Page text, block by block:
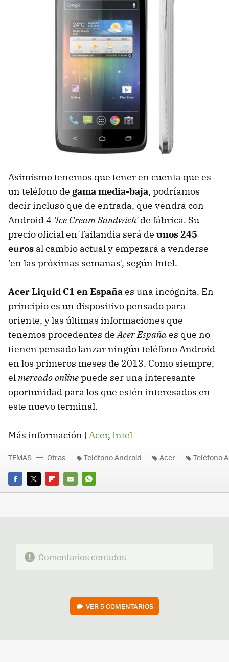
Asimismo tenemos que tener en cuenta que es
un teléfono de gama media-baja, podríamos
decir incluso que de entrada, que vendrá con
Android 4 'Ice Cream Sandwich'de fábrica. Su
precio oficial en Tailandia será de unos 245
euros al cambio actual y empezará a venderse
'en las próximas semanas', según Intel.
Acer Liquid C1 en Españaes una incógnita. En
principio es un dispositivo pensado para
oriente, y las últimas informaciones que
tenemos procedentes deAcer Españaes que no
tienen pensado lanzar ningún teléfono Android
en los primeros meses de 2013. Como siempre,
elmercado onlinepuede ser una interesante
oportunidad para los que estén interesados en
este nuevo terminal.
Más información | Acer, Intel
FACEBOOK
TWITTERFLIPBOARD
E-
WHATSAPP
TEMAS Otras Teléfono Android Acer Teléfono
Comentarios cerrados
VER5 COMENTARIOS